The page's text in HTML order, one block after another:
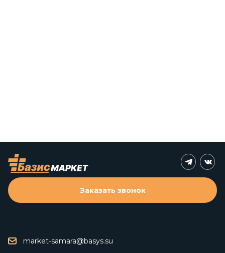
market-samara@basys.su
Заказать звонок